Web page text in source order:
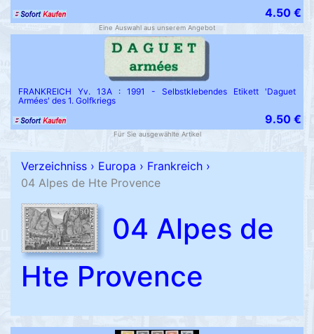
4.50 €
Eine Auswahl aus unserem Angebot
FRANKREICH Yv. 13A : 1991 - Selbstklebendes Etikett 'Daguet
Armées' des 1. Golfkriegs
9.50 €
Für Sie ausgewählte Artikel
Verzeichniss › Europa › Frankreich ›
04 Alpes de Hte Provence
04 Alpes de
Hte Provence